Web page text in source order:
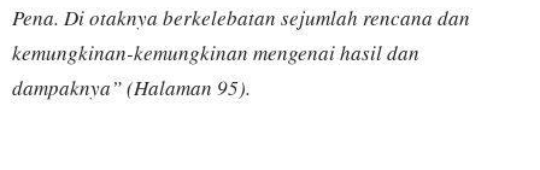
Pena. Di otaknya berkelebatan sejumlah rencana dan
kemungkinan-kemungkinan mengenai hasil dan
dampaknya” (Halaman 95).